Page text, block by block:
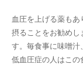
血圧を上げる薬も
摂ることをお勧め
す。毎食事に味噌汁
低血圧症の人はこの